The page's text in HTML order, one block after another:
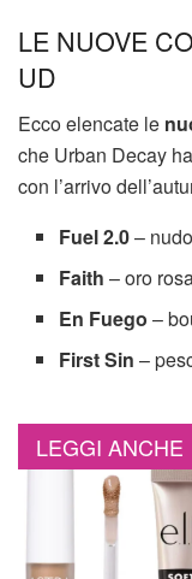
LE NUOVE
UD
Ecco elencate le
che Urban Decay
con l’arrivo
Fuel 2.0–
Faith – oro
En Fuego –
First Sin –
LEGGI ANCHE